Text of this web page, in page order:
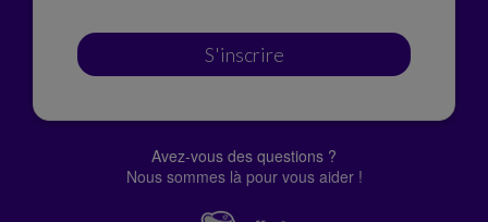
S'inscrire
Avez-vous des questions ?
Nous sommes là pour vous aider !